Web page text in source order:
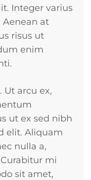
Integer varius
Aenean at
risus ut
enim
Ut arcu ex,
ut ex sed nibh
elit. Aliquam
nulla a,
mi
sit amet,